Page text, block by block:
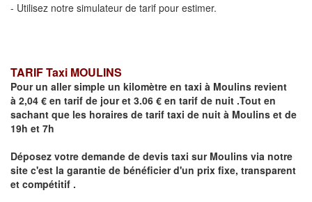
- Utilisez notre simulateur de tarif pour estimer.
TARIF Taxi MOULINS
Pour un aller simple un kilomètre en taxi à Moulins revient
à 2,04 € en tarif de jour et 3.06 € en tarif de nuit .Tout en
sachant que les horaires de tarif taxi de nuit à Moulins et de
19h et 7h
Déposez votre demande de devis taxi sur Moulins via notre
site c'est la garantie de bénéficier d'un prix fixe, transparent
et compétitif .